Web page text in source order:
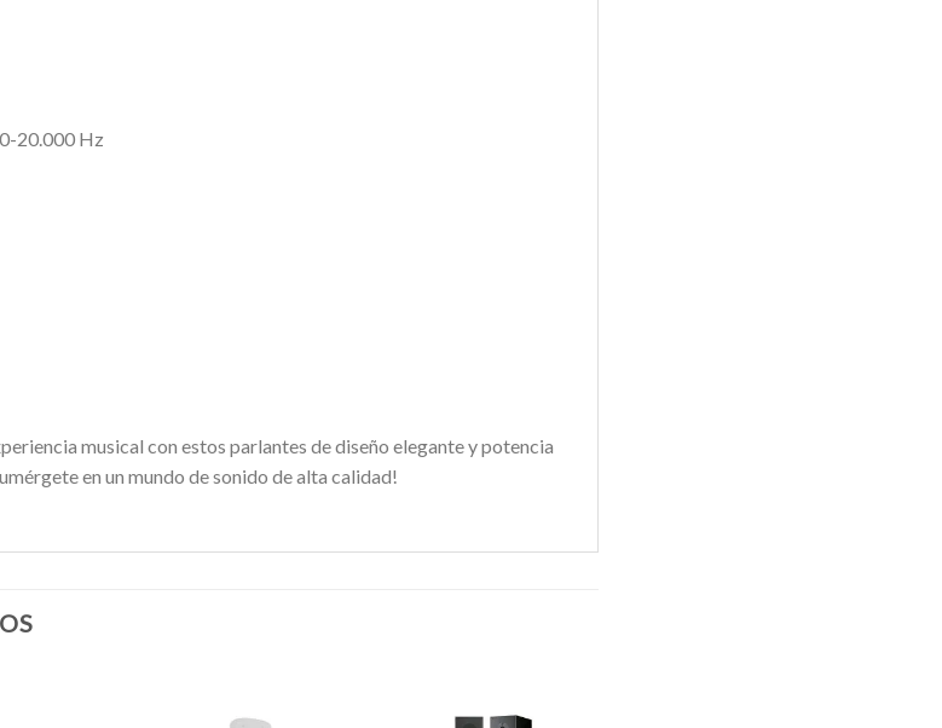
20.000 Hz
musical con estos parlantes de diseño elegante y potencia
en un mundo de sonido de alta calidad!